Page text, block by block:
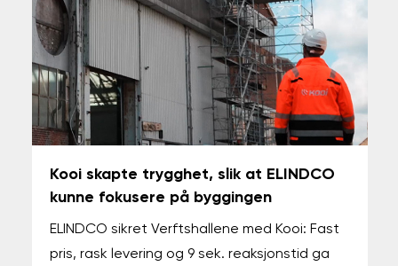
Kooi skapte trygghet, slik at ELINDCO
kunne fokusere på byggingen
ELINDCO sikret Verftshallene med Kooi: Fast
pris, rask levering og 9 sek. reaksjonstid ga